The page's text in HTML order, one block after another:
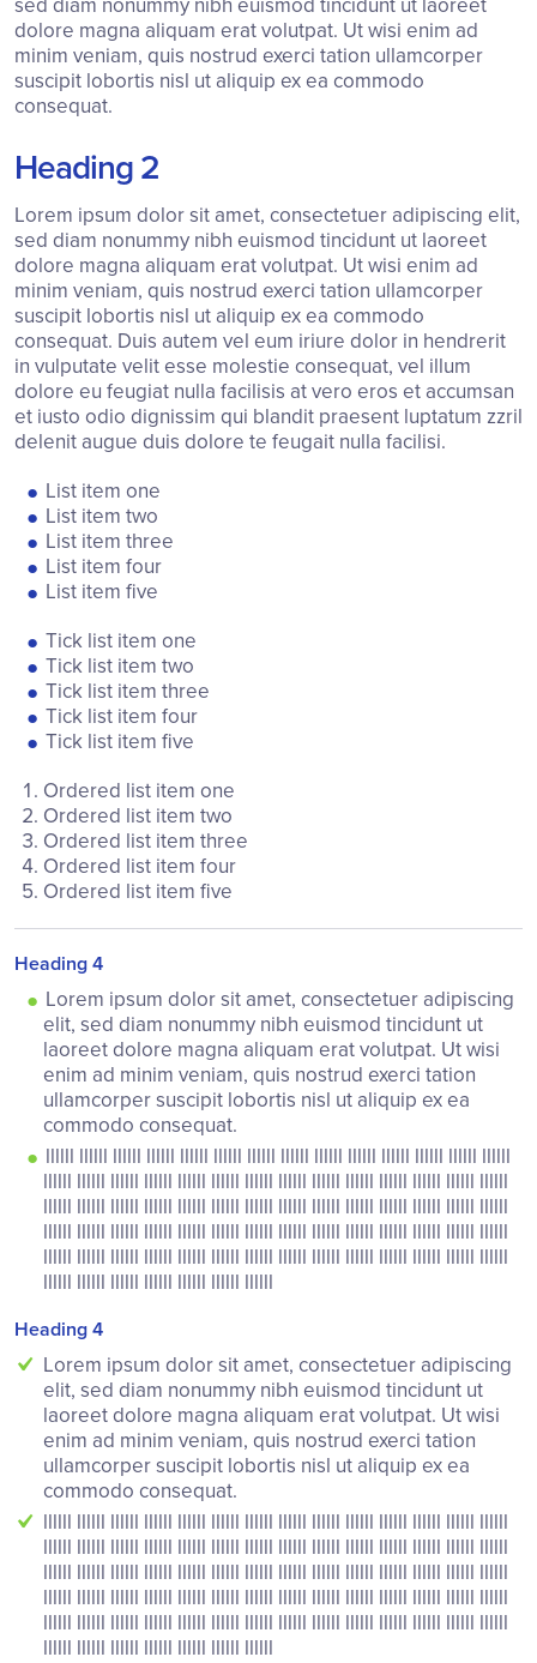
dolore magna aliquam erat volutpat. Ut wisi enim ad
minim veniam, quis nostrud exerci tation ullamcorper
suscipit lobortis nisl ut aliquip ex ea commodo
consequat.
Heading 2
Lorem ipsum dolor sit amet, consectetuer adipiscing elit,
sed diam nonummy nibh euismod tincidunt ut laoreet
dolore magna aliquam erat volutpat. Ut wisi enim ad
minim veniam, quis nostrud exerci tation ullamcorper
suscipit lobortis nisl ut aliquip ex ea commodo
consequat. Duis autem vel eum iriure dolor in hendrerit
in vulputate velit esse molestie consequat, vel illum
dolore eu feugiat nulla facilisis at vero eros et accumsan
et iusto odio dignissim qui blandit praesent luptatum zzril
delenit augue duis dolore te feugait nulla facilisi.
List item one
List item two
List item three
List item four
List item five
Tick list item one
Tick list item two
Tick list item three
Tick list item four
Tick list item five
Ordered list item one
Ordered list item two
Ordered list item three
Ordered list item four
Ordered list item five
Heading 4
Lorem ipsum dolor sit amet, consectetuer adipiscing
elit, sed diam nonummy nibh euismod tincidunt ut
laoreet dolore magna aliquam erat volutpat. Ut wisi
enim ad minim veniam, quis nostrud exerci tation
ullamcorper suscipit lobortis nisl ut aliquip ex ea
commodo consequat.
llllll llllll llllll llllll llllll llllll llllll llllll llllll llllll llllll llllll llllll llllll
llllll llllll llllll llllll llllll llllll llllll llllll llllll llllll llllll llllll llllll llllll
llllll llllll llllll llllll llllll llllll llllll llllll llllll llllll llllll llllll llllll llllll
llllll llllll llllll llllll llllll llllll llllll llllll llllll llllll llllll llllll llllll llllll
llllll llllll llllll llllll llllll llllll llllll llllll llllll llllll llllll llllll llllll llllll
llllll llllll llllll llllll llllll llllll llllll
Heading 4
Lorem ipsum dolor sit amet, consectetuer adipiscing
elit, sed diam nonummy nibh euismod tincidunt ut
laoreet dolore magna aliquam erat volutpat. Ut wisi
enim ad minim veniam, quis nostrud exerci tation
ullamcorper suscipit lobortis nisl ut aliquip ex ea
commodo consequat.
llllll llllll llllll llllll llllll llllll llllll llllll llllll llllll llllll llllll llllll llllll
llllll llllll llllll llllll llllll llllll llllll llllll llllll llllll llllll llllll llllll llllll
llllll llllll llllll llllll llllll llllll llllll llllll llllll llllll llllll llllll llllll llllll
llllll llllll llllll llllll llllll llllll llllll llllll llllll llllll llllll llllll llllll llllll
llllll llllll llllll llllll llllll llllll llllll llllll llllll llllll llllll llllll llllll llllll
llllll llllll llllll llllll llllll llllll llllll